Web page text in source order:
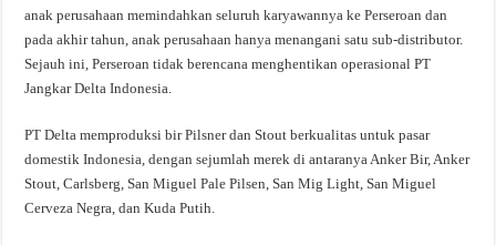
anak perusahaan memindahkan seluruh karyawannya ke Perseroan dan
pada akhir tahun, anak perusahaan hanya menangani satu sub-distributor.
Sejauh ini, Perseroan tidak berencana menghentikan operasional PT
Jangkar Delta Indonesia.
PT Delta memproduksi bir Pilsner dan Stout berkualitas untuk pasar
domestik Indonesia, dengan sejumlah merek di antaranya Anker Bir, Anker
Stout, Carlsberg, San Miguel Pale Pilsen, San Mig Light, San Miguel
Cerveza Negra, dan Kuda Putih.